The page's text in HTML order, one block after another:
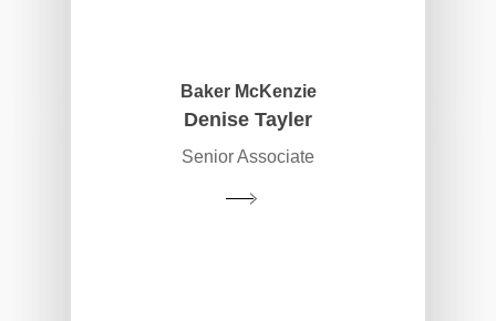
Baker McKenzie
Denise Tayler
Senior Associate